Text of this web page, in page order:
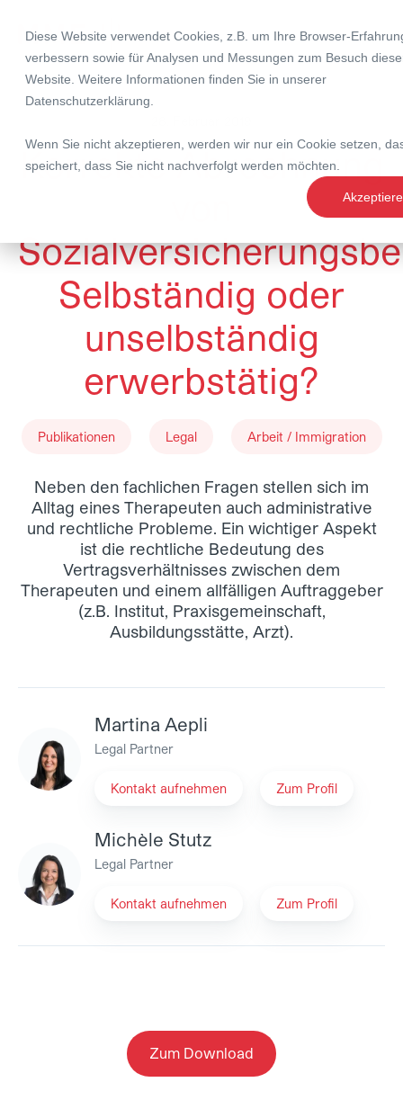
Diese Website verwendet Cookies, z.B. um Ihre Browser-
verbessern sowie für Analysen und Messungen zum Besuch
Website. Weitere Informationen finden Sie in unserer
Datenschutzerklärung
Wenn Sie nicht akzeptieren, werden wir nur ein Cookie setzen,
speichert, dass Sie nicht nachverfolgt werden möchten.
Korrekte Abrechnung
Selbständig oder
unselbständig
erwerbstätig?
Publikationen Legal Arbeit / Immigration
Neben den fachlichen Fragen stellen sich im
Alltag eines Therapeuten auch administrative
und rechtliche Probleme. Ein wichtiger Aspekt
ist die rechtliche Bedeutung des
Vertragsverhältnisses zwischen dem
Therapeuten und einem allfälligen Auftraggeber
(z.B. Institut, Praxisgemeinschaft,
Ausbildungsstätte, Arzt).
Martina Aepli
Legal Partner
Kontakt aufnehmen Zum Profil
Michèle Stutz
Legal Partner
Kontakt aufnehmen Zum Profil
Zum Download